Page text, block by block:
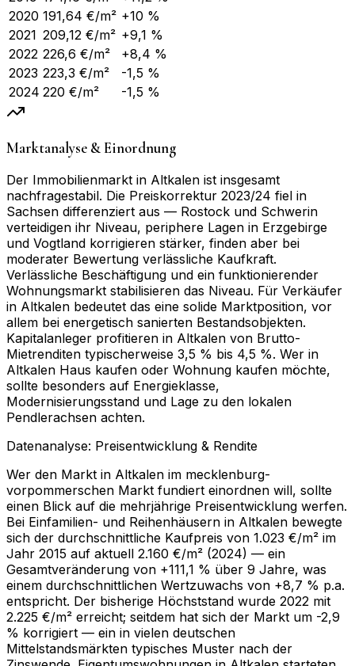
2020 191,64 €/m² +10 %
2021 209,12 €/m² +9,1 %
2022 226,6 €/m²
+8,4 %
2023 223,3 €/m²
-1,5 %
2024 220 €/m² -1,5 %
Marktanalyse & Einordnung
Der Immobilienmarkt in Altkalen ist insgesamt
nachfragestabil. Die Preiskorrektur 2023/24 fiel in
Sachsen differenziert aus — Rostock und Schwerin
verteidigen ihr Niveau, periphere Lagen in Erzgebirge
und Vogtland korrigieren stärker, finden aber bei
moderater Bewertung verlässliche Kaufkraft.
Verlässliche Beschäftigung und ein funktionierender
Wohnungsmarkt stabilisieren das Niveau. Für Verkäufer
in Altkalen bedeutet das eine solide Marktposition, vor
allem bei energetisch sanierten Bestandsobjekten.
Kapitalanleger profitieren in Altkalen von Brutto-
Mietrenditen typischerweise 3,5 % bis 4,5 %. Wer in
Altkalen Haus kaufen oder Wohnung kaufen möchte,
sollte besonders auf Energieklasse,
Modernisierungsstand und Lage zu den lokalen
Pendlerachsen achten.
Datenanalyse: Preisentwicklung & Rendite
Wer den Markt in Altkalen im mecklenburg-
vorpommerschen Markt fundiert einordnen will, sollte
einen Blick auf die mehrjährige Preisentwicklung werfen.
Bei Einfamilien- und Reihenhäusern in Altkalen bewegte
sich der durchschnittliche Kaufpreis von 1.023 €/m² im
Jahr 2015 auf aktuell 2.160 €/m² (2024) — ein
Gesamtveränderung von +111,1 % über 9 Jahre, was
einem durchschnittlichen Wertzuwachs von +8,7 % p.a.
entspricht. Der bisherige Höchststand wurde 2022 mit
2.225 €/m² erreicht; seitdem hat sich der Markt um -2,9
% korrigiert — ein in vielen deutschen
Mittelstandsmärkten typisches Muster nach der